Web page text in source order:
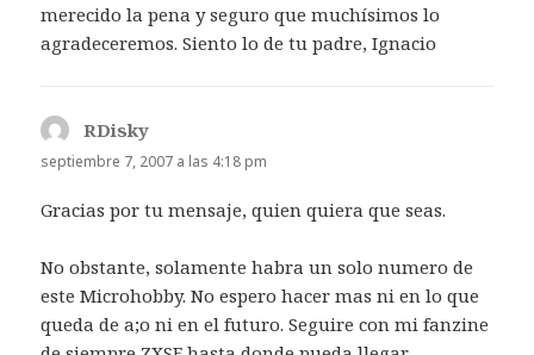
merecido la pena y seguro que muchísimos lo
agradeceremos. Siento lo de tu padre, Ignacio
RDisky
septiembre 7, 2007 a las 4:18 pm
Gracias por tu mensaje, quien quiera que seas.
No obstante, solamente habra un solo numero de
este Microhobby. No espero hacer mas ni en lo que
queda de a;o ni en el futuro. Seguire con mi fanzine